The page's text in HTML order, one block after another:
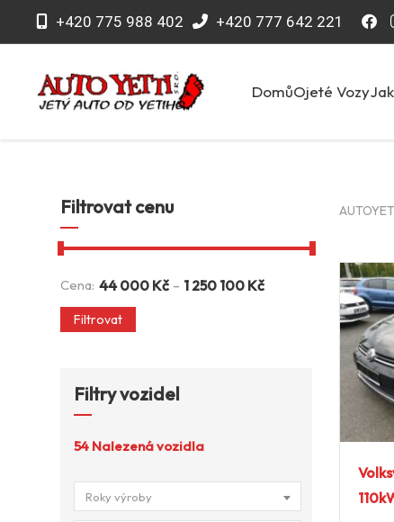
+420 775 988 402 +420 777 642 221
DomůOjeté Vozy
Filtrovat cenu
Cena: 44 000 Kč - 1 250 100 Kč
Filtrovat
Filtry vozidel
54 Nalezená vozidla
Roky výroby